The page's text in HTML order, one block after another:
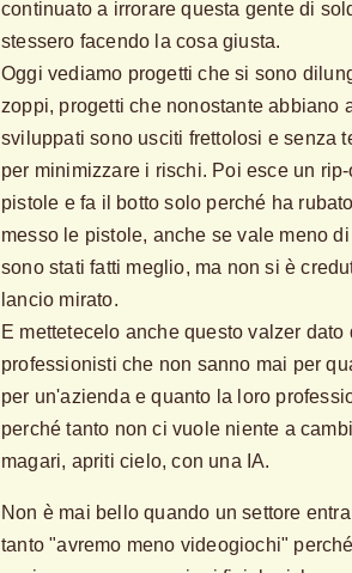
continuato a irrorare questa gente di
stessero facendo la cosa giusta.
Oggi vediamo progetti che si sono
zoppi, progetti che nonostante abbiano
sviluppati sono usciti frettolosi e senza
per minimizzare i rischi. Poi esce un
pistole e fa il botto solo perché ha
messo le pistole, anche se vale meno di
sono stati fatti meglio, ma non si è
lancio mirato.
E mettetecelo anche questo valzer dato
professionisti che non sanno mai per
per un'azienda e quanto la loro
perché tanto non ci vuole niente a
magari, apriti cielo, con una IA.
Non è mai bello quando un settore
tanto "avremo meno videogiochi"